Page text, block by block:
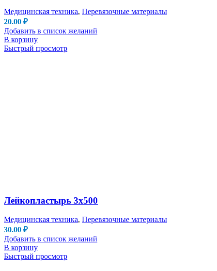
Медицинская техника, Перевязочные материалы
20.00 ₽
Добавить в список желаний
В корзину
Быстрый просмотр
Лейкопластырь 3х500
Медицинская техника, Перевязочные материалы
30.00 ₽
Добавить в список желаний
В корзину
Быстрый просмотр